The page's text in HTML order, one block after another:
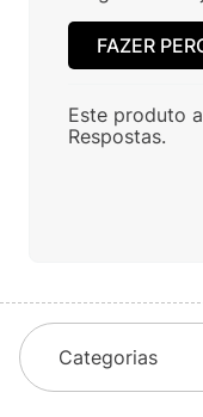
FAZER
Este produto
Respostas.
Categorias